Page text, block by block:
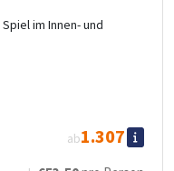
im Innen- und
ab1.307